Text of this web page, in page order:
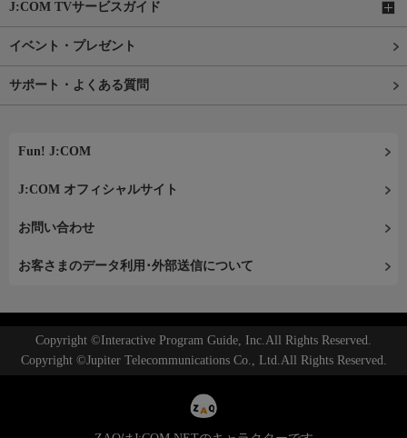
J:COM TVサービスガイド
イベント・プレゼント
サポート・よくある質問
Fun! J:COM
J:COM オフィシャルサイト
お問い合わせ
お客さまのデータ利用･外部送信について
Copyright ©Interactive Program Guide, Inc.All Rights Reserved.
Copyright ©Jupiter Telecommunications Co., Ltd.All Rights Reserved.